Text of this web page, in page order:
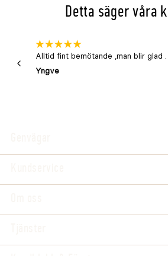
Detta säger våra
Alltid fint bemötande ,man blir glad .
Yngve